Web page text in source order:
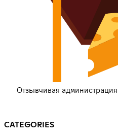
Отзывчивая администрация
CATEGORIES